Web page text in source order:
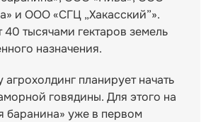
и ООО «СГЦ „Хакасский”».
тысячами гектаров земель
назначения.
планирует начать
говядины. Для этого на
баранина» уже в первом